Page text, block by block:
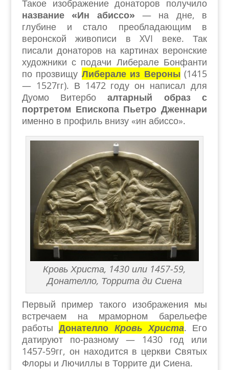
Такое изображение донаторов получило
название «Ин абиссо» — на дне, в
глубине и стало преобладающим в
веронской живописи в XVI веке. Так
писали донаторов на картинах веронские
художники с подачи Либерале Бонфанти
по прозвищу Либерале из Вероны (1415
— 1527гг). В 1472 году он написал для
Дуомо Витербо алтарный образ с
портретом Епископа Пьетро Дженнари
именно в профиль внизу «ин абиссо».
Кровь Христа, 1430 или 1457-59,
Донателло, Торрита ди Сиена
Первый пример такого изображения мы
встречаем на мраморном барельефе
работыДонателло Кровь Христа. Его
датируют по-разному — 1430 год или
1457-59гг, он находится в церкви Святых
Флоры и Лючиллы в Торрите ди Сиена.